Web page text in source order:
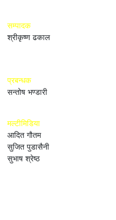
सम्पादक
श्रीकृष्ण ढकाल
प्रबन्धक
सन्तोष भण्डारी
मल्टीमिडिया
आदित गौतम
सुजित पुडासैनी
सुभाष श्रेष्ठ